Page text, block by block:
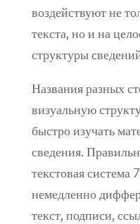
воздействуют не
текста, но и на
структуры
Названия разных
визуальную
быстро изучать
сведения.
текстовая система
немедленно
текст, подписи,